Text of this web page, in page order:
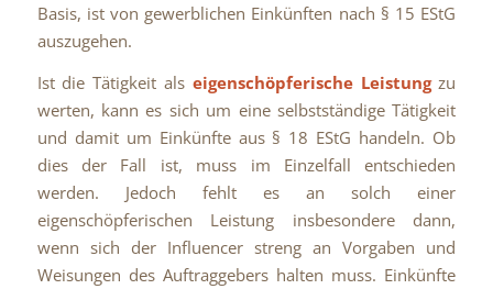
Basis, ist von gewerblichen Einkünften nach § 15 EStG
auszugehen.
Ist die Tätigkeit als eigenschöpferische Leistungzu
werten, kann es sich um eine selbstständige Tätigkeit
und damit um Einkünfte aus § 18 EStG handeln. Ob
dies der Fall ist, muss im Einzelfall entschieden
werden. Jedoch fehlt es an solch einer
eigenschöpferischen Leistung insbesondere dann,
wenn sich der Influencer streng an Vorgaben und
Weisungen des Auftraggebers halten muss. Einkünfte